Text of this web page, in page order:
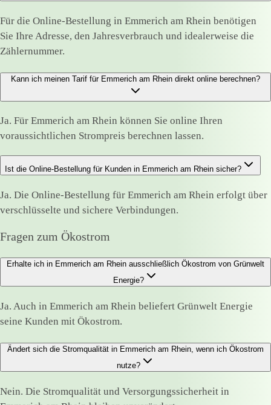
Für die Online-Bestellung in Emmerich am Rhein benötigen
Sie Ihre Adresse, den Jahresverbrauch und idealerweise die
Zählernummer.
Kann ich meinen Tarif für Emmerich am Rhein direkt online berechnen?
Ja. Für Emmerich am Rhein können Sie online Ihren
voraussichtlichen Strompreis berechnen lassen.
Ist die Online-Bestellung für Kunden in Emmerich am Rhein sicher?
Ja. Die Online-Bestellung für Emmerich am Rhein erfolgt über
verschlüsselte und sichere Verbindungen.
Fragen zum Ökostrom
Erhalte ich in Emmerich am Rhein ausschließlich Ökostrom von Grünwelt
Energie?
Ja. Auch in Emmerich am Rhein beliefert Grünwelt Energie
seine Kunden mit Ökostrom.
Ändert sich die Stromqualität in Emmerich am Rhein, wenn ich Ökostrom
nutze?
Nein. Die Stromqualität und Versorgungssicherheit in